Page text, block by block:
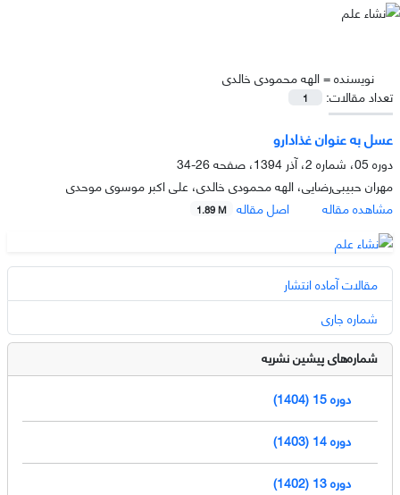
نویسنده =الهه محمودی خالدی
تعداد مقالات:
1
عسل به عنوان غذادارو
دوره 05، شماره 2، آذر 1394، صفحه
26-34
مهران حبیبی‌رضایی، الهه محمودی خالدی، علی اکبر موسوی موحدی
مشاهده مقاله
اصل مقاله 1.89 M
مقالات آماده انتشار
شماره جاری
شماره‌های پیشین نشریه
دوره 15 (1404)
دوره 14 (1403)
دوره 13 (1402)